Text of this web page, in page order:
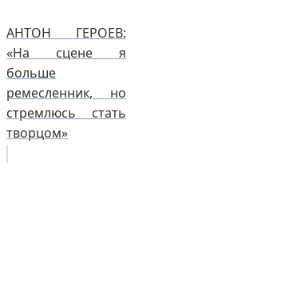
АНТОН ГЕРОЕВ:
«На сцене я
больше
ремесленник, но
стремлюсь стать
творцом»